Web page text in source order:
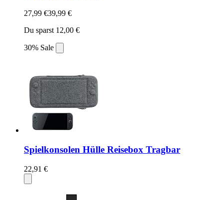
27,99 €39,99 €
Du sparst 12,00 €
30% Sale
Spielkonsolen Hülle Reisebox Tragbar
22,91 €